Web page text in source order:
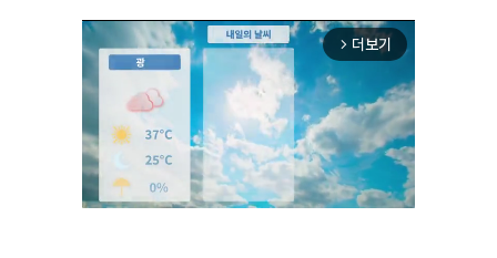
arrow_forward_ios 더보기